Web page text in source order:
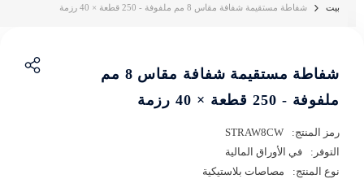
بيت شفاطة مستقيمة شفافة مقاس 8 مم ملفوفة - 250 قطعة × 40 رزمة
شفاطة مستقيمة شفافة مقاس 8 مم
ملفوفة - 250 قطعة × 40 رزمة
رمز المنتج:
STRAW8CW
التوفر:
في الأوراق المالية
نوع المنتج:
مصاصات بلاستيكية